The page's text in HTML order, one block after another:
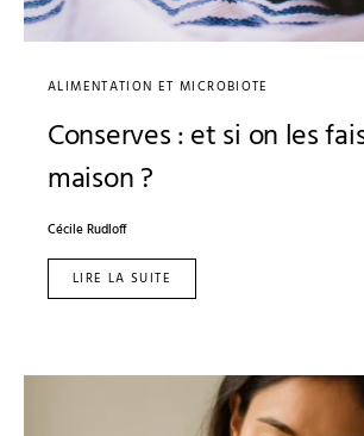
ALIMENTATION ET MICROBIOTE
Conserves : et si on les
maison ?
Cécile Rudloff
LIRE LA SUITE